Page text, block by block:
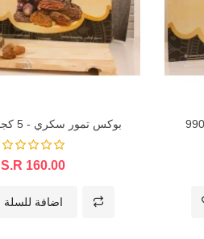
بوكس تمور سكري - 5 كجم - 991101
S.R 160.00
اضافة للسلة